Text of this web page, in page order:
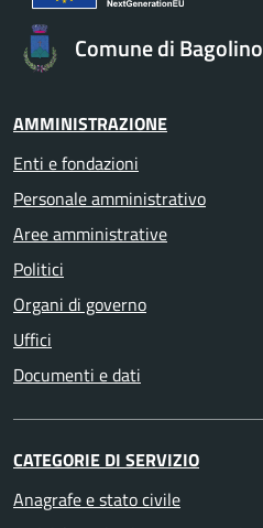
Comune di Bagolino
AMMINISTRAZIONE
Enti e fondazioni
Personale amministrativo
Aree amministrative
Politici
Organi di governo
Uffici
Documenti e dati
CATEGORIE DI SERVIZIO
Anagrafe e stato civile